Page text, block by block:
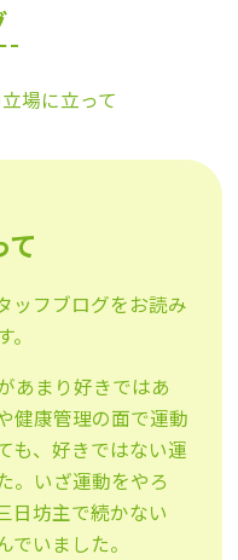
場に立って
て
ッフブログをお読み
あまり好きではあ
健康管理の面で運動
も、好きではない運
。いざ運動をやろ
日坊主で続かない
でいました。